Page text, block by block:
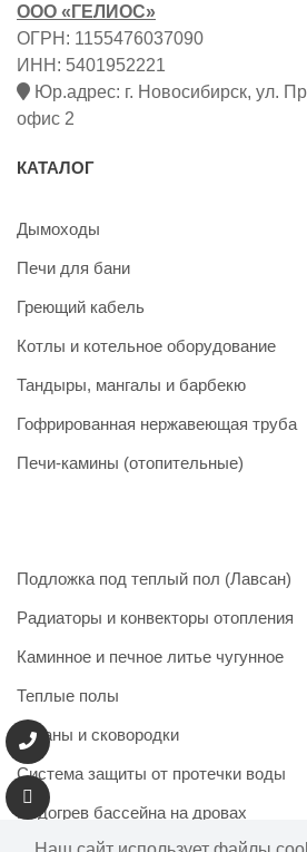
ООО «ГЕЛИОС»
ОГРН: 1155476037090
ИНН: 5401952221
Юр.адрес: г. Новосибирск, ул.
офис 2
КАТАЛОГ
Дымоходы
Печи для бани
Греющий кабель
Котлы и котельное оборудование
Тандыры, мангалы и барбекю
Гофрированная нержавеющая труба
Печи-камины (отопительные)
Подложка под теплый пол (Лавсан)
Радиаторы и конвекторы отопления
Каминное и печное литье чугунное
Теплые полы
Казаны и сковородки
Система защиты от протечки воды
Подогрев бассейна на дровах